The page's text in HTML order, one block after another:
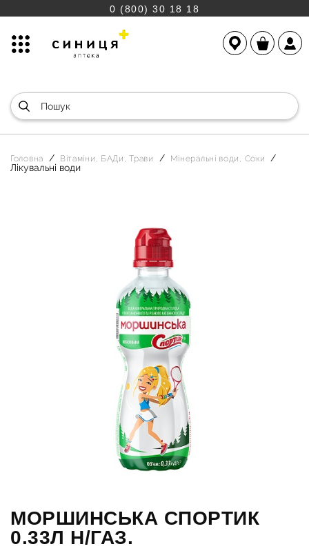
0 (800) 30 18 18
Головна Вітаміни, БАДи, Трави Мінеральні води, Соки
Лікувальні води
МОРШИНСЬКА СПОРТИК
0.33Л Н/ГАЗ.